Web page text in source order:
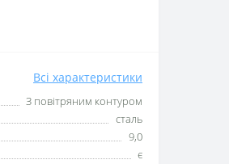
Всі характеристики
З повітряним контуром
сталь
9,0
є